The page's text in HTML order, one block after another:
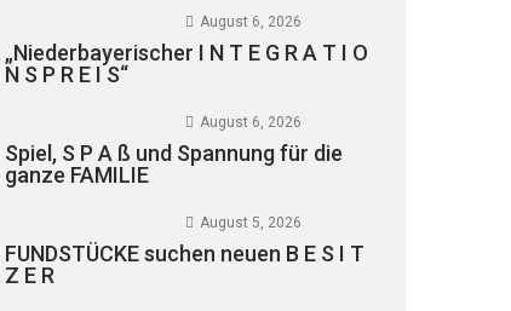
August 6, 2026
„Niederbayerischer I N T E G R A T I O
N S P R E I S“
August 6, 2026
Spiel, S P A ß und Spannung für die
ganze FAMILIE
August 5, 2026
FUNDSTÜCKE suchen neuen B E S I T
Z E R